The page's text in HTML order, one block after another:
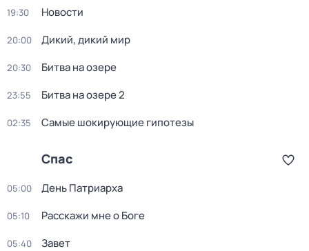
19:30 Новости
20:00 Дикий, дикий мир
20:30 Битва на озере
23:55 Битва на озере 2
02:35 Самые шoкиpующие гипотезы
Спас
05:00 День Патриарха
05:10 Расскажи мне о Боге
05:40 Завет